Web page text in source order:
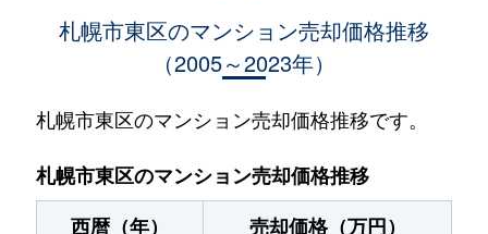
3,700万円 東区役所前
北６条東
3,400万円 東区役所前
北７条東
4,900万円 札幌(ＪＲ)
北７条東
3,500万円 東区役所前
札幌市東区のマンション売却価格推移
（2005～2023年）
札幌市東区のマンション売却価格推移です。
札幌市東区のマンション売却価格推移
西暦（年）
売却価格（万円）